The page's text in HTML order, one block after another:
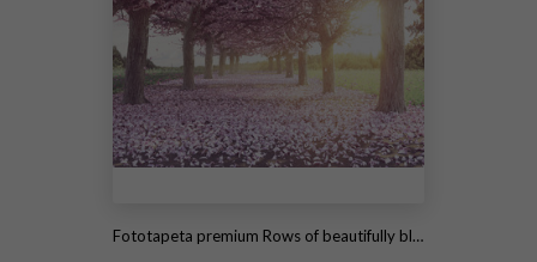
Fototapeta premium Rows of beautifully blossoming cherry trees